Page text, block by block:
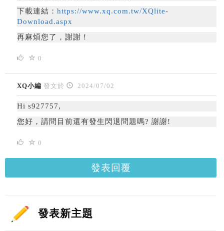
下載連結： https://www.xq.com.tw/XQlite-
Download.aspx
再麻煩您了，謝謝！
0
XQ小編 發文於 2024/07/02
Hi s927757,
您好，請問目前還有發生閃退問題嗎? 謝謝!
0
發表回覆
發表新主題